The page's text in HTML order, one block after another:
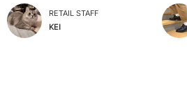
RETAIL STAFF
KEI